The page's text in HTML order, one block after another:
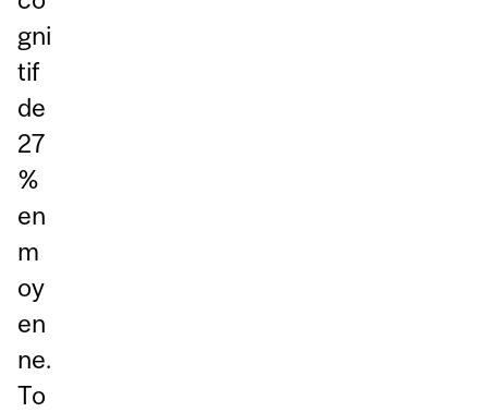
gni
tif
de
27
%
en
m
oy
en
ne.
To